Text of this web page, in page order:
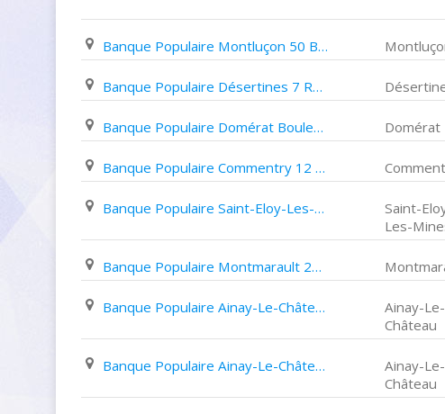
Banque Populaire Montluçon 50 Boulevard de Courtais
Banque Populaire Désertines 7 Rue Joliot Curie
Banque Populaire Domérat Boulevard Victor Hugo Domérat
Banque Populaire Commentry 12 Rue Jean Jaurès
Banque Populaire Saint-Eloy-Les-Mines 57 Rue Jean Jaurès
Saint-
Les-
Banque Populaire Montmarault 26 Place Ferrandon
Banque Populaire Ainay-Le-Château 37 Place Du Faubourg
Ainay-Le-
Château
Banque Populaire Ainay-Le-Château 37 Place Du Faubourg
Ainay-Le-
Château